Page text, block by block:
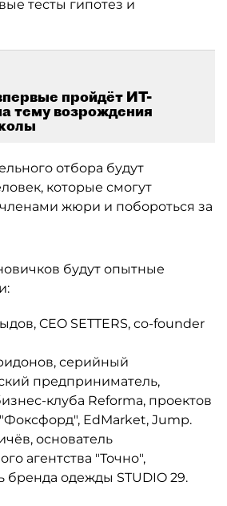
тесты гипотез и
пройдёт ИТ-
тему возрождения
отбора будут
которые смогут
жюри и побороться за
будут опытные
CEO SETTERS, co-founder
серийный
предприниматель,
клуба Reforma, проектов
EdMarket, Jump.
основатель
агентства "Точно",
бренда одежды STUDIO 29.